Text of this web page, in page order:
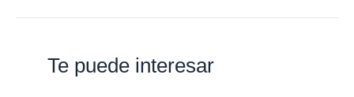
Te puede interesar